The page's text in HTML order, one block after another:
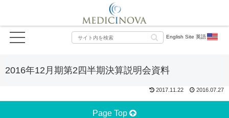
English Site 英語
2016年12月期第2四半期決算説明会資料
2017.11.22 2016.07.27
Page Top